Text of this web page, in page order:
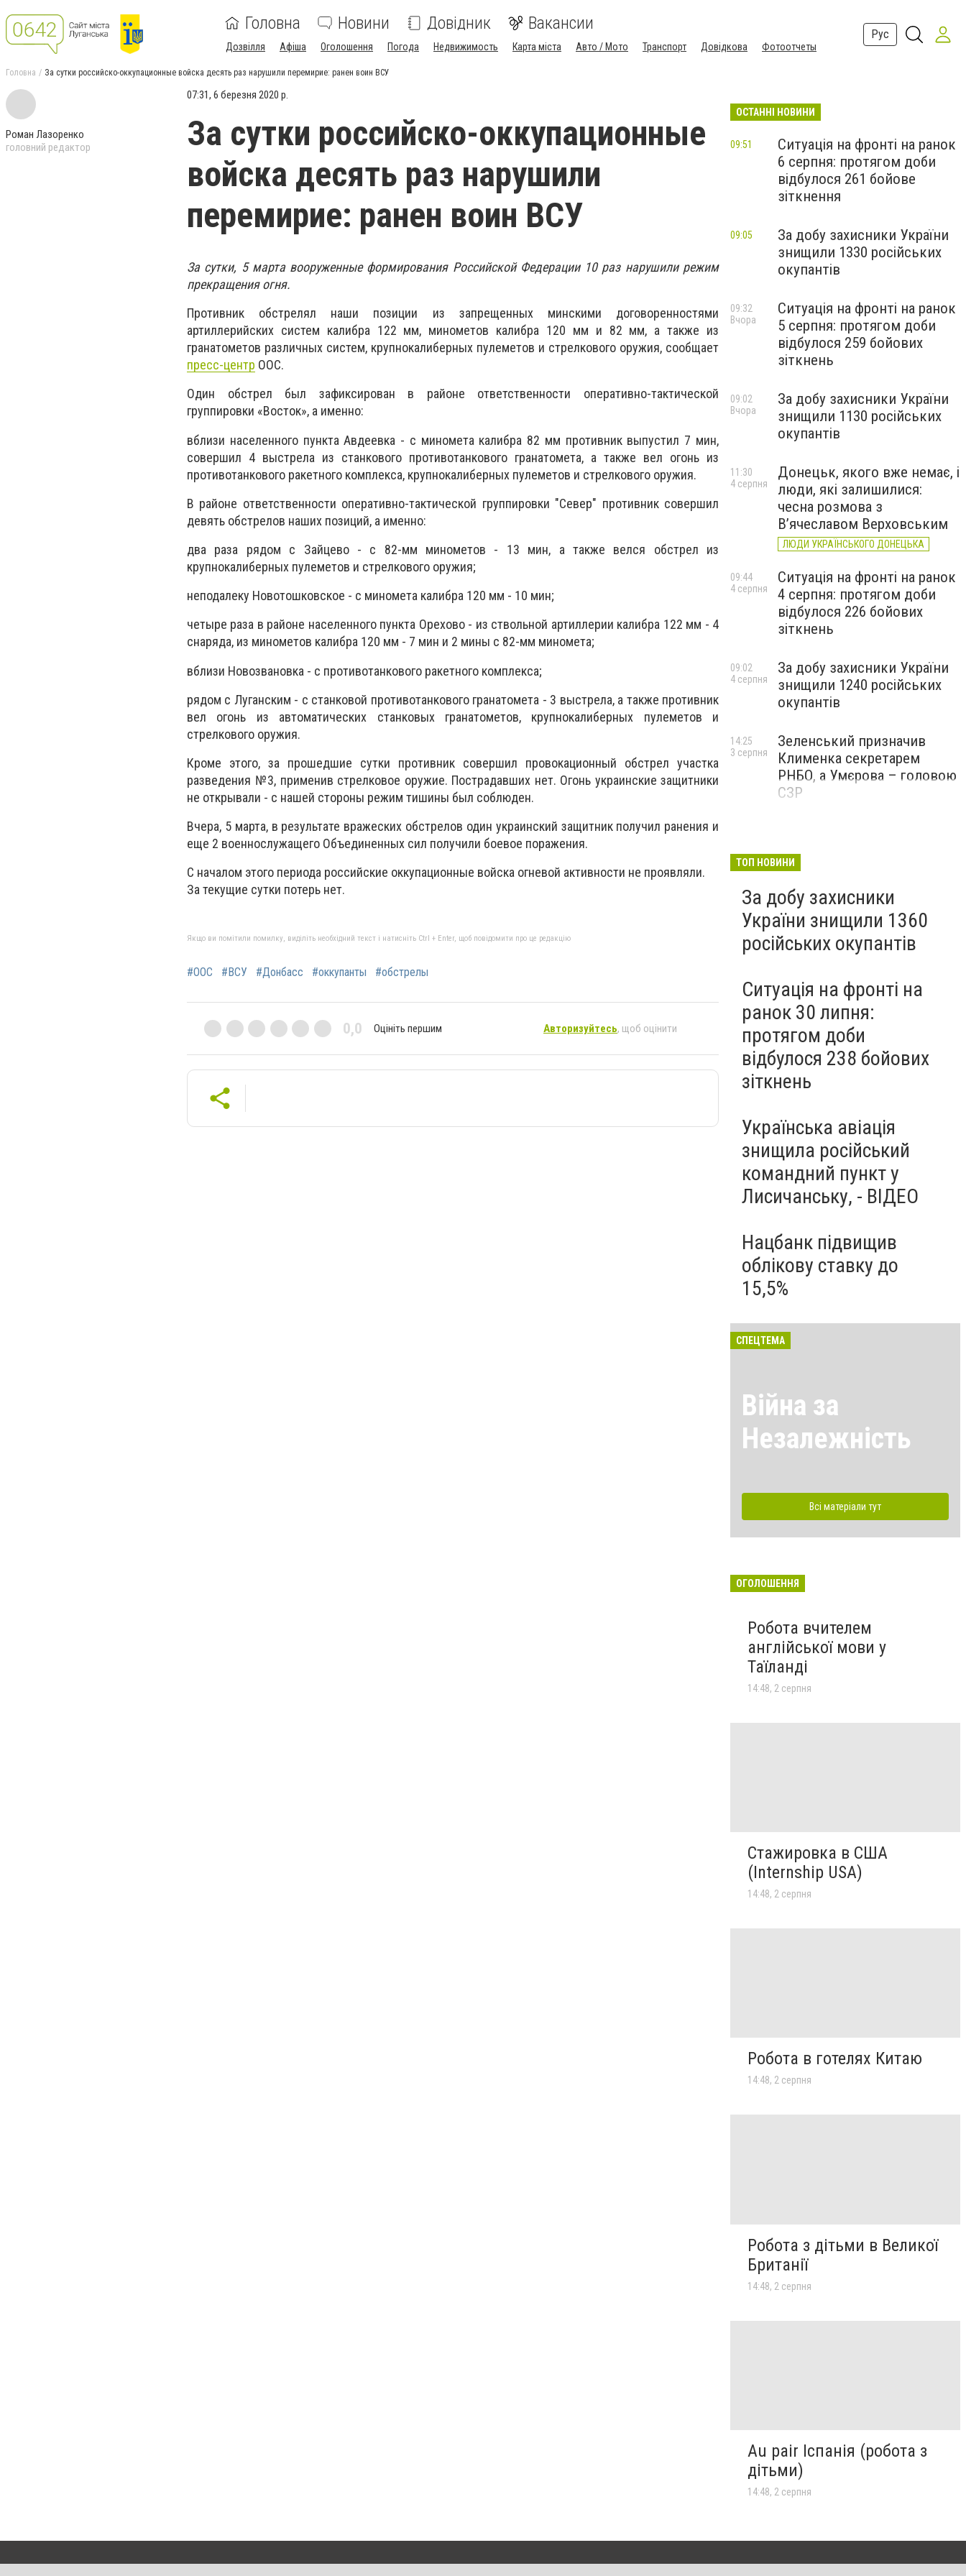
Головна Новини Довідник Вакансии
Дозвілля Афіша Оголошення Погода Недвижимость Карта міста Авто / Мото Транспорт Довідкова Фотоотчеты
Рус
Головна За сутки российско-оккупационные войска десять раз нарушили перемирие: ранен воин ВСУ
Роман Лазоренко
головний редактор
07:31, 6 березня 2020 р.
За сутки российско-оккупационные
войска десять раз нарушили
перемирие: ранен воин ВСУ
За сутки, 5 марта вооруженные формирования Российской Федерации 10 раз нарушили режим
прекращения огня.
Противник обстрелял наши позиции из запрещенных минскими договоренностями
артиллерийских систем калибра 122 мм, минометов калибра 120 мм и 82 мм, а также из
гранатометов различных систем, крупнокалиберных пулеметов и стрелкового оружия, сообщает
пресс-центр ООС.
Один обстрел был зафиксирован в районе ответственности оперативно-тактической
группировки «Восток», а именно:
вблизи населенного пункта Авдеевка - с миномета калибра 82 мм противник выпустил 7 мин,
совершил 4 выстрела из станкового противотанкового гранатомета, а также вел огонь из
противотанкового ракетного комплекса, крупнокалиберных пулеметов и стрелкового оружия.
В районе ответственности оперативно-тактической группировки "Север" противник совершил
девять обстрелов наших позиций, а именно:
два раза рядом с Зайцево - с 82-мм минометов - 13 мин, а также велся обстрел из
крупнокалиберных пулеметов и стрелкового оружия;
неподалеку Новотошковское - с миномета калибра 120 мм - 10 мин;
четыре раза в районе населенного пункта Орехово - из ствольной артиллерии калибра 122 мм - 4
снаряда, из минометов калибра 120 мм - 7 мин и 2 мины с 82-мм миномета;
вблизи Новозвановка - с противотанкового ракетного комплекса;
рядом с Луганским - с станковой противотанкового гранатомета - 3 выстрела, а также противник
вел огонь из автоматических станковых гранатометов, крупнокалиберных пулеметов и
стрелкового оружия.
Кроме этого, за прошедшие сутки противник совершил провокационный обстрел участка
разведения №3, применив стрелковое оружие. Пострадавших нет. Огонь украинские защитники
не открывали - с нашей стороны режим тишины был соблюден.
Вчера, 5 марта, в результате вражеских обстрелов один украинский защитник получил ранения и
еще 2 военнослужащего Объединенных сил получили боевое поражения.
С началом этого периода российские оккупационные войска огневой активности не проявляли.
За текущие сутки потерь нет.
Якщо ви помітили помилку, виділіть необхідний текст і натисніть Ctrl + Enter, щоб повідомити про це редакцію
#ООС #ВСУ #Донбасс #оккупанты #обстрелы
0,0 Оцініть першим Авторизуйтесь, щоб оцінити
ОСТАННІ НОВИНИ
Ситуація на фронті на ранок
6 серпня: протягом доби
відбулося 261 бойове
зіткнення
09:51
За добу захисники України
знищили 1330 російських
окупантів
09:05
Ситуація на фронті на ранок
5 серпня: протягом доби
відбулося 259 бойових
зіткнень
09:32
Вчора
За добу захисники України
знищили 1130 російських
окупантів
09:02
Вчора
Донецьк, якого вже немає, і
люди, які залишилися:
чесна розмова з
В’ячеславом Верховським
ЛЮДИ УКРАЇНСЬКОГО ДОНЕЦЬКА
11:30
4 серпня
Ситуація на фронті на ранок
4 серпня: протягом доби
відбулося 226 бойових
зіткнень
09:44
4 серпня
За добу захисники України
знищили 1240 російських
окупантів
09:02
4 серпня
Зеленський призначив
Клименка секретарем
РНБО, а Умєрова – головою
СЗР
14:25
3 серпня
ТОП НОВИНИ
За добу захисники
України знищили 1360
російських окупантів
Ситуація на фронті на
ранок 30 липня:
протягом доби
відбулося 238 бойових
зіткнень
Українська авіація
знищила російський
командний пункт у
Лисичанську, - ВІДЕО
Нацбанк підвищив
облікову ставку до
15,5%
СПЕЦТЕМА
Війна за
Незалежність
Всі матеріали тут
ОГОЛОШЕННЯ
Робота вчителем
англійської мови у
Таїланді
14:48, 2 серпня
Стажировка в США
(Internship USA)
14:48, 2 серпня
Робота в готелях Китаю
14:48, 2 серпня
Робота з дітьми в Великої
Британії
14:48, 2 серпня
Au pair Іспанія (робота з
дітьми)
14:48, 2 серпня